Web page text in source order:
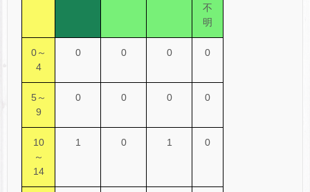
不
明
0～
4
0 0 0 0
5～
9
0 0 0 0
10
～
14
1 0 1 0